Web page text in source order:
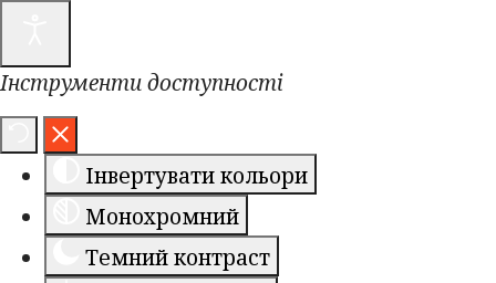
Інструменти доступності
Інвертувати кольори
Монохромний
Темний контраст